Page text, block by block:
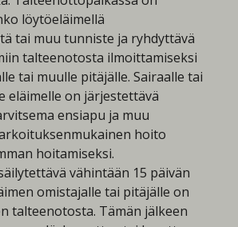
löytöeläimellä
tai muu tunniste ja ryhdyttävä
talteenotosta ilmoittamiseksi
tai muulle pitäjälle. Sairaalle tai
eläimelle on järjestettävä
ensiapu ja muu
hoito
hoitamiseksi.
vähintään 15 päivän
omistajalle tai pitäjälle on
talteenotosta. Tämän jälkeen